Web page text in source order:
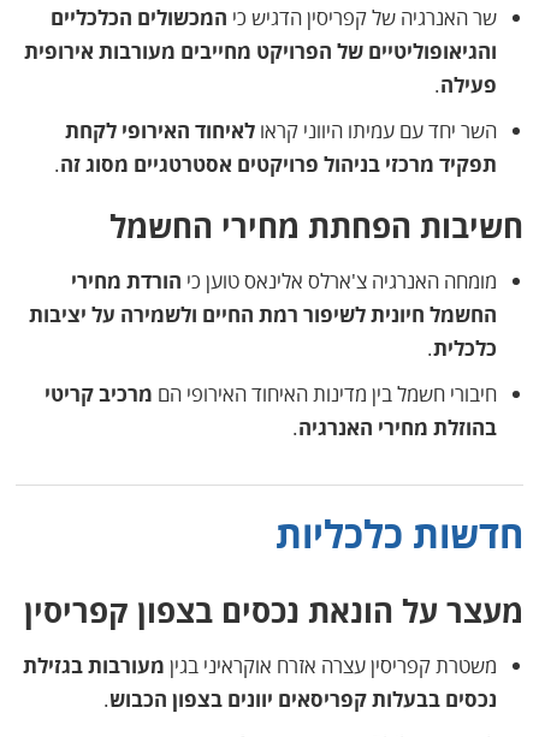
שר האנרגיה של קפריסין הדגיש כי המכשולים הכלכליים
והגיאופוליטיים של הפרויקט מחייבים מעורבות אירופית
פעילה.
השר יחד עם עמיתו היווני קראולאיחוד האירופי לקחת
תפקיד מרכזי בניהול פרויקטים אסטרטגיים מסוג זה.
חשיבות הפחתת מחירי החשמל
מומחה האנרגיה צ'ארלס אלינאס טוען כי הורדת מחירי
החשמל חיונית לשיפור רמת החיים ולשמירה על יציבות
כלכלית.
חיבורי חשמל בין מדינות האיחוד האירופי הם מרכיב קריטי
בהוזלת מחירי האנרגיה.
חדשות כלכליות
מעצר על הונאת נכסים בצפון קפריסין
משטרת קפריסין עצרה אזרח אוקראיני בגין מעורבות בגזילת
נכסים בבעלות קפריסאים יוונים בצפון הכבוש.